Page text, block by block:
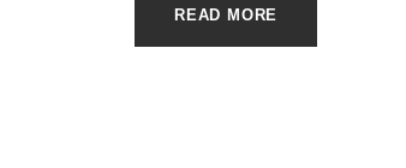
READ MORE